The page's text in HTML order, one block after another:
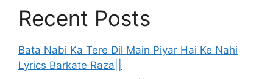
Recent Posts
Bata Nabi Ka Tere Dil Main Piyar Hai Ke Nahi
Lyrics Barkate Raza||